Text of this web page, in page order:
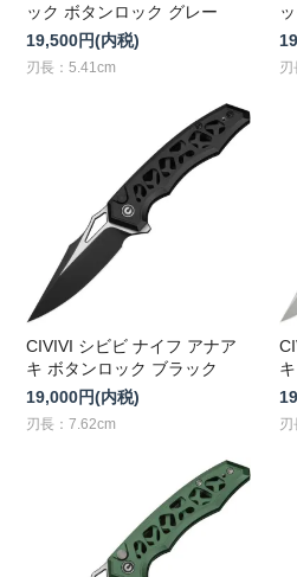
ック ボタンロック グレー
19,500円(内税)
刃長：5.41cm 刃
CIVIVI シビビ ナイフ アナア
キ ボタンロック ブラック
19,000円(内税)
刃長：7.62cm 刃